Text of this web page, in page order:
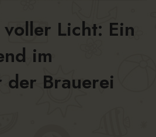
Licht: Ein
im
der Brauerei